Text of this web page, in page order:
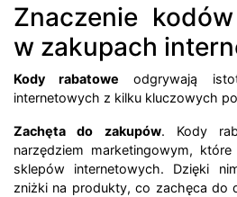
Znaczenie
w zakupach
Kody rabatowe odgrywają
internetowych z kilku kluczowych
Zachęta do zakupów. Kody
narzędziem marketingowym,
sklepów internetowych. Dzięki
zniżki na produkty, co zachęca do